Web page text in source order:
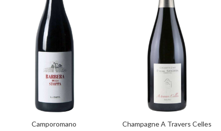
Camporomano Champagne A Travers Celles